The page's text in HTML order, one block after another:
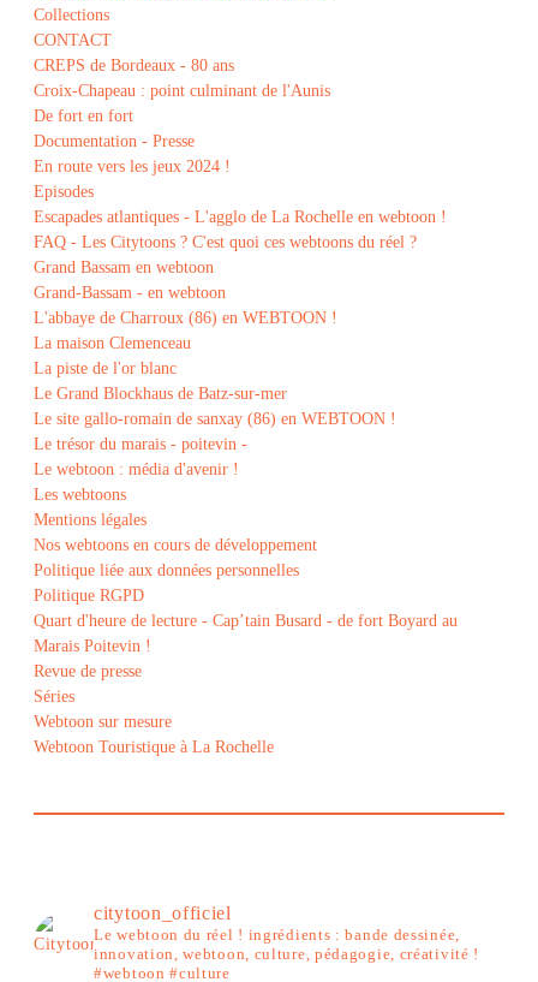
Collections
CONTACT
CREPS de Bordeaux - 80 ans
Croix-Chapeau : point culminant de l'Aunis
De fort en fort
Documentation - Presse
En route vers les jeux 2024 !
Episodes
Escapades atlantiques - L'agglo de La Rochelle en webtoon !
FAQ - Les Citytoons ? C'est quoi ces webtoons du réel ?
Grand Bassam en webtoon
Grand-Bassam - en webtoon
L'abbaye de Charroux (86) en WEBTOON !
La maison Clemenceau
La piste de l'or blanc
Le Grand Blockhaus de Batz-sur-mer
Le site gallo-romain de sanxay (86) en WEBTOON !
Le trésor du marais - poitevin -
Le webtoon : média d'avenir !
Les webtoons
Mentions légales
Nos webtoons en cours de développement
Politique liée aux données personnelles
Politique RGPD
Quart d'heure de lecture - Cap’tain Busard - de fort Boyard au
Marais Poitevin !
Revue de presse
Séries
Webtoon sur mesure
Webtoon Touristique à La Rochelle
citytoon_officiel
Le webtoon du réel ! ingrédients : bande dessinée,
innovation, webtoon, culture, pédagogie, créativité !
#webtoon #culture